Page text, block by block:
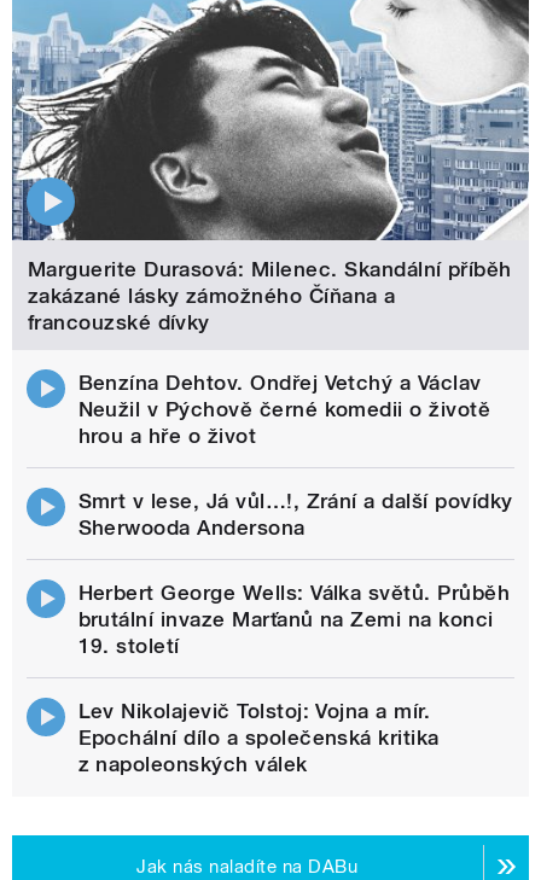
Marguerite Durasová: Milenec. Skandální příběh
zakázané lásky zámožného Číňana a
francouzské dívky
Benzína Dehtov. Ondřej Vetchý a Václav
Neužil v Pýchově černé komedii o životě
hrou a hře o život
Smrt v lese, Já vůl…!, Zrání a další povídky
Sherwooda Andersona
Herbert George Wells: Válka světů. Průběh
brutální invaze Marťanů na Zemi na konci
19. století
Lev Nikolajevič Tolstoj: Vojna a mír.
Epochální dílo a společenská kritika
z napoleonských válek
Jak nás naladíte na DABu